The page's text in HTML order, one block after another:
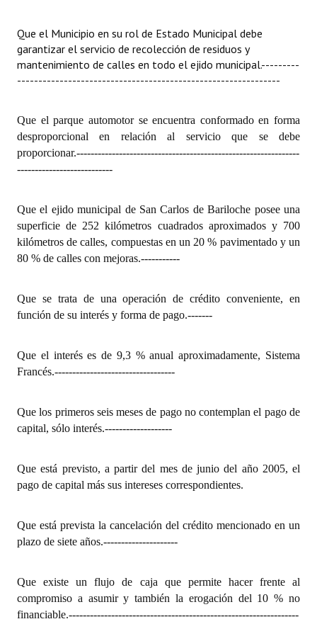
Que el Municipio en su rol de Estado Municipal debe
garantizar el servicio de recolección de residuos y
mantenimiento de calles en todo el ejido municipal.---------
--------------------------------------------------------------
Que el parque automotor se encuentra conformado en forma
desproporcional en relación al servicio que se debe
proporcionar.---------------------------------------------------------------
---------------------------
Que el ejido municipal de San Carlos de Bariloche posee una
superficie de 252 kilómetros cuadrados aproximados y 700
kilómetros de calles, compuestas en un 20 % pavimentado y un
80 % de calles con mejoras.-----------
Que se trata de una operación de crédito conveniente, en
función de su interés y forma de pago.-------
Que el interés es de 9,3 % anual aproximadamente, Sistema
Francés.----------------------------------
Que los primeros seis meses de pago no contemplan el pago de
capital, sólo interés.-------------------
Que está previsto, a partir del mes de junio del año 2005, el
pago de capital más sus intereses correspondientes.
Que está prevista la cancelación del crédito mencionado en un
plazo de siete años.---------------------
Que existe un flujo de caja que permite hacer frente al
compromiso a asumir y también la erogación del 10 % no
financiable.-----------------------------------------------------------------